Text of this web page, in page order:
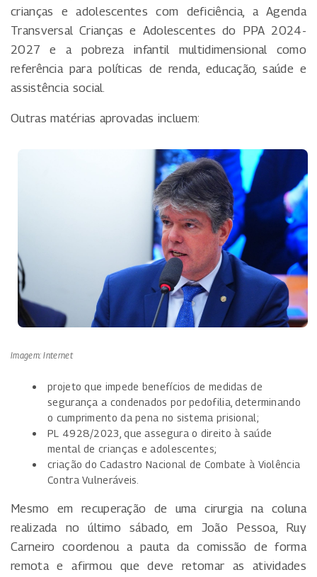
crianças e adolescentes com deficiência, a Agenda
Transversal Crianças e Adolescentes do PPA 2024-
2027 e a pobreza infantil multidimensional como
referência para políticas de renda, educação, saúde e
assistência social.
Outras matérias aprovadas incluem:
Imagem: Internet
projeto que impede benefícios de medidas de
segurança a condenados por pedofilia, determinando
o cumprimento da pena no sistema prisional;
PL 4928/2023, que assegura o direito à saúde
mental de crianças e adolescentes;
criação do Cadastro Nacional de Combate à Violência
Contra Vulneráveis.
Mesmo em recuperação de uma cirurgia na coluna
realizada no último sábado, em João Pessoa, Ruy
Carneiro coordenou a pauta da comissão de forma
remota e afirmou que deve retomar as atividades